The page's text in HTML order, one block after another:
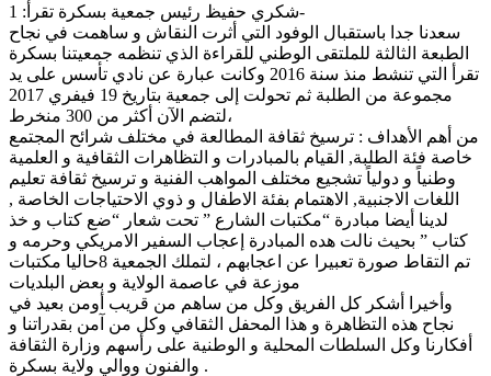
شكري حفيظ رئيس جمعية بسكرة تقرأ: 1-
سعدنا جدا باستقبال الوفود التي أثرت النقاش و ساهمت في نجاح
الطبعة الثالثة للملتقى الوطني للقراءة الذي تنظمه جمعيتنا بسكرة
تقرأ التي تنشط منذ سنة 2016 وكانت عبارة عن نادي تأسس على يد
مجموعة من الطلبة ثم تحولت إلى جمعية بتاريخ 19 فيفري 2017
،لتضم الآن أكثر من 300 منخرط
من أهم الأهداف : ترسيخ ثقافة المطالعة في مختلف شرائح المجتمع
خاصة فئة الطلبة, القيام بالمبادرات و التظاهرات الثقافية و العلمية
وطنياً و دولياً تشجيع مختلف المواهب الفنية و ترسيخ ثقافة تعليم
اللغات الاجنبية, الاهتمام بفئة الاطفال و ذوي الاحتياجات الخاصة ,
لدينا أيضا مبادرة “مكتبات الشارع ” تحت شعار “ضع كتاب و خذ
كتاب ” بحيث نالت هده المبادرة إعجاب السفير الامريكي وحرمه و
تم التقاط صورة تعبيرا عن اعجابهم ، لتملك الجمعية 8حاليا مكتبات
موزعة في عاصمة الولاية و بعض البلديات
وأخيرا أشكر كل الفريق وكل من ساهم من قريب أومن بعيد في
نجاح هذه التظاهرة و هذا المحفل الثقافي وكل من آمن بقدراتنا و
أفكارنا وكل السلطات المحلية و الوطنية على رأسهم وزارة الثقافة
والفنون ووالي ولاية بسكرة .